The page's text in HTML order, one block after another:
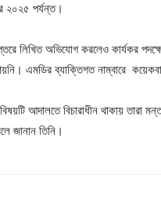
২০২৫ পর্যন্ত।
লিখিত অভিযোগ করলেও কার্যকর
এমডির ব্যাক্তিগত নাম্বারে
আদালতে বিচারাধীন থাকায় তারা
জানান তিনি।